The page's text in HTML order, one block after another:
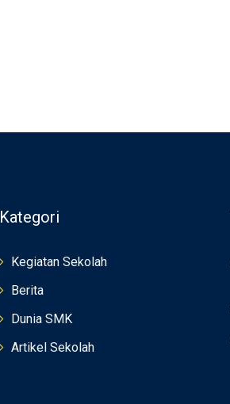
Kategori
Kegiatan Sekolah
Berita
Dunia SMK
Artikel Sekolah